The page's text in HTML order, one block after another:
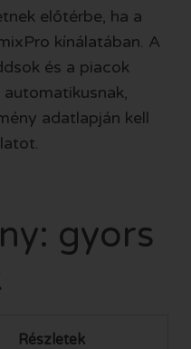
előtérbe, ha a
kínálatában. A
és a piacok
adatlapján kell
gyors
Részletek